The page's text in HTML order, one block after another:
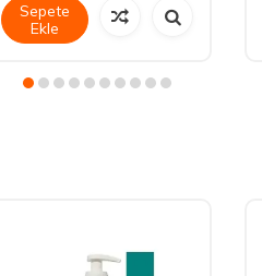
Sepete
Ekle